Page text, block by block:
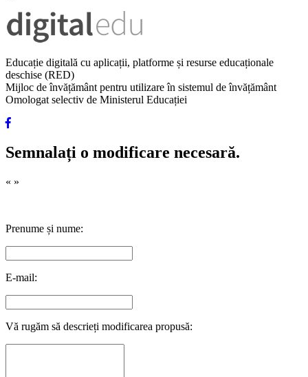
Educație digitală cu aplicații, platforme și resurse educaționale
deschise (RED)
Mijloc de învățământ pentru utilizare în sistemul de învățământ
Omologat selectiv de Ministerul Educației
Semnalați o modificare necesară.
« »
Prenume și nume:
E-mail:
Vă rugăm să descrieți modificarea propusă: